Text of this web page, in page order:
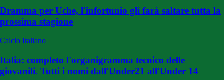
Dramma per Uche, l'infortunio gli farà saltare tutta la
prossima stagione
Calcio Italiano
Italia: completo l'organigramma tecnico delle
giovanili. Tutti i nomi dall'Under21 all'Under 14